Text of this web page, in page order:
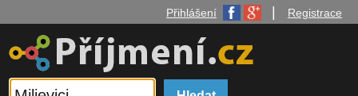
Přihlášení Registrace